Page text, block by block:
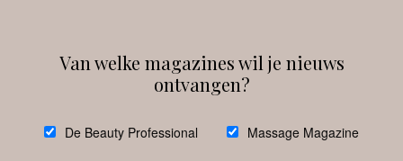
debeautyprofessional
Van welke magazines wil je nieuws
ontvangen?
De Beauty Professional Massage Magazine